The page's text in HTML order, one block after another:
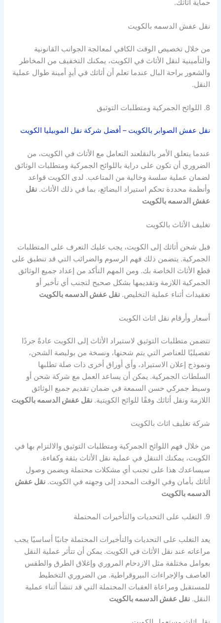
حماية أثاثك.
نقل عفش الدسمه بالكويت
من خلال تخصيص الوقت الكافي لمعالجة الجوانب القانونية
والتأمينية لنقل الأثاث في الكويت، يمكنك التخفيف من المخاطر
والشعور براحة البال عندما تعلم أن أثاثك في أيدٍ أمينة طوال عملية
النقل.
8. اللوائح الجمركية ومتطلبات التوثيق
نقل عفش الصوابر بالكويت – أفضل شركة نقل الموبيليا الكويت
عندما يتعلق الأمر بالنقلعند التعامل مع الأثاث في الكويت، من
الضروري أن تكون على دراية باللوائح الجمركية ومتطلبات الوثائق
لضمان عملية سلسة وخالية من المتاعب. لدى الكويت قواعد
وأنظمة محددة تحكم استيراد البضائع، بما في ذلك الأثاث.نقل
عفش الدسمه بالكويت
تغليف الأثاث بالكويت
قبل شحن أثاثك إلى الكويت، يجب عليك التعرف على المتطلبات
الجمركية. يتضمن ذلك فهم الرسوم والضرائب التي قد تنطبق على
قطع الأثاث الخاصة بك. ومن المهم التأكد من إعداد جميع الوثائق
الجمركية اللازمة وتقديمها بشكل صحيح لتجنب أي تأخير أو
تعقيدات أثناء عملية التخليص.نقل عفش الدسمه بالكويت
أسعار وأرقام نقل اثاث الكويت
تتضمن متطلبات التوثيق لاستيراد الأثاث إلى الكويت عادةً جردًا
تفصيليًا للعناصر التي يتم شحنها، ونسخة من بوليصة الشحن،
ونموذج إعلان الاستيراد، وأي أوراق أخرى ذات صلة تطلبها
السلطات الجمركية. يمكن أن يساعد العمل مع شركة شحن أو
وسيط جمركي حسن السمعة في ضمان تقديم جميع الوثائق
اللازمة ونقل أثاثك وفقًا للوائح الكويتية.نقل عفش الدسمه بالكويت
شركة تغليف اثاث بالكويت
من خلال فهم اللوائح الجمركية ومتطلبات التوثيق والالتزام بها في
الكويت، يمكنك التنقل في عملية نقل الأثاث بثقة وكفاءة.
سيساعدك هذا على تجنب أي مشكلات محتملة ويضمن وصول
أثاثك بأمان وفي الوقت المحدد إلى وجهته في الكويت.نقل عفش
الدسمه بالكويت
9. التغلب على التحديات والتأخيرات المحتملة
يعد التغلب على التحديات والتأخيرات المحتملة جانبًا أساسيًا يجب
مراعاته عند نقل الأثاث في الكويت. يمكن أن تتأثر عملية النقل
بعوامل مختلفة مثل الازدحام المروري وإغلاق الطرق والطقس
العاصف والإجراءات البيروقراطية. من الضروري التخطيط
للمستقبل ومراعاة العقبات المحتملة التي قد تنشأ أثناء عملية
النقل.نقل عفش الدسمه بالكويت